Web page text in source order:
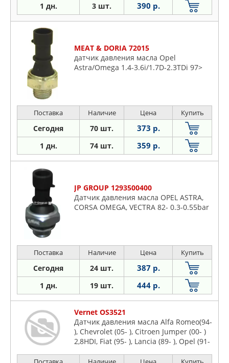
1 дн. 3 шт. 390 р.
MEAT & DORIA 72015
датчик давления масла Opel
Astra/Omega 1.4-3.6i/1.7D-2.3TDi 97>
Поставка Наличие Цена Купить
Сегодня 70 шт. 373 р.
1 дн. 74 шт. 359 р.
JP GROUP 1293500400
Датчик давления масла OPEL ASTRA,
CORSA OMEGA, VECTRA 82- 0.3-0.55bar
Поставка Наличие Цена Купить
Сегодня 24 шт. 387 р.
1 дн. 19 шт. 444 р.
Vernet OS3521
Датчик давления масла Alfa Romeo(94-
), Chevrolet (05- ), Citroen Jumper (00- )
2,8HDI, Fiat (95- ), Lancia (89- ), Opel (91-